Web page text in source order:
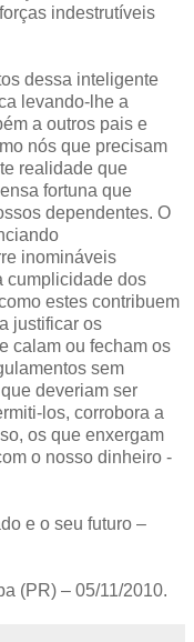
indestrutíveis
dessa inteligente
levando-lhe a
a outros pais e
nós que precisam
realidade que
fortuna que
dependentes. O
inomináveis
cumplicidade dos
estes contribuem
justificar os
calam ou fecham os
sem
deveriam ser
los, corrobora a
os que enxergam
o nosso dinheiro -
e o seu futuro –
(PR) – 05/11/2010.